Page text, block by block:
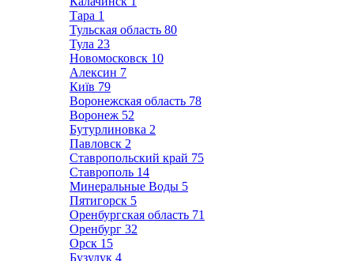
Тара 1
Тульская область 80
Тула 23
Новомосковск 10
Алексин 7
Київ 79
Воронежская область 78
Воронеж 52
Бутурлиновка 2
Павловск 2
Ставропольский край 75
Ставрополь 14
Минеральные Воды 5
Пятигорск 5
Оренбургская область 71
Оренбург 32
Орск 15
Бузулук 4